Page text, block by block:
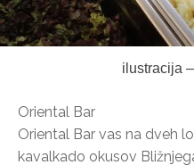
ilustracija
Oriental Bar
Oriental Bar vas na dveh
kavalkado okusov